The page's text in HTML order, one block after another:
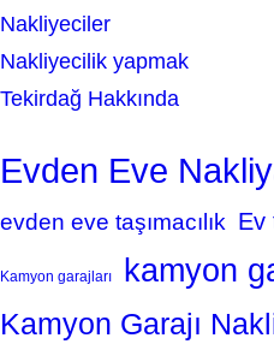
Nakliyeciler
Nakliyecilik yapmak
Tekirdağ Hakkında
Evden Eve
evden eve taşımacılık Ev
Kamyon garajları kamyon
Kamyon Garajı